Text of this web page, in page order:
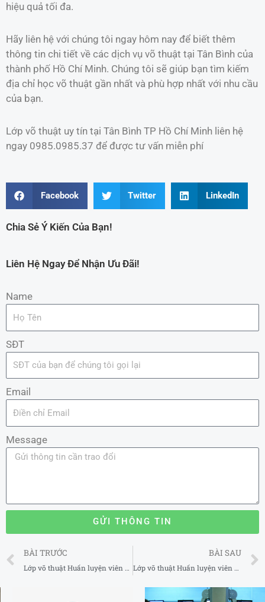
hiệu quả tối đa.
Hãy liên hệ với chúng tôi ngay hôm nay để biết thêm
thông tin chi tiết về các dịch vụ võ thuật tại Tân Bình của
thành phố Hồ Chí Minh. Chúng tôi sẽ giúp bạn tìm kiếm
địa chỉ học võ thuật gần nhất và phù hợp nhất với nhu cầu
của bạn.
Lớp võ thuật uy tín tại Tân Bình TP Hồ Chí Minh liên hệ
ngay 0985.0985.37 để được tư vấn miễn phí
Facebook Twitter LinkedIn
Chia Sẻ Ý Kiến Của Bạn!
Liên Hệ Ngay Để Nhận Ưu Đãi!
Name
SĐT
Email
Message
GỬI THÔNG TIN
Prev
BÀI TRƯỚC
Lớp võ thuật Huấn luyện viên MMA uy tín tại Phú Nhuận TP Hồ Chí Minh
BÀI SAU
Lớp võ thuật Huấn luyện viên MMA uy tín tại Tân Phú TP Hồ Chí Minh 2025